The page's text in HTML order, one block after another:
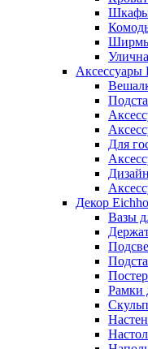
Шкафы
Аксессуары
Для
Декор
Вазы
Рамки